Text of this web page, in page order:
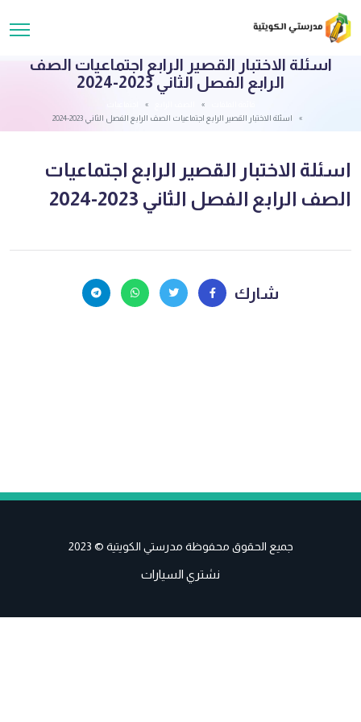
اسئلة الاختبار القصير الرابع اجتماعيات الصف
الرابع الفصل الثاني 2023-2024
اسئلة الاختبار القصير الرابع اجتماعيات الصف الرابع الفصل الثاني 2023-2024
اسئلة الاختبار القصير الرابع اجتماعيات
الصف الرابع الفصل الثاني 2023-2024
شارك
جميع الحقوق محفوظة مدرستي الكويتية © 2023
نشتري السيارات